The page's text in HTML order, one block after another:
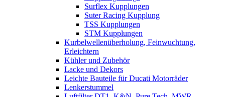
Surflex Kupplungen
Suter Racing Kupplung
TSS Kupplungen
STM Kupplungen
Kurbelwellenüberholung, Feinwuchtung,
Erleichtern
Kühler und Zubehör
Lacke und Dekors
Leichte Bauteile für Ducati Motorräder
Lenkerstummel